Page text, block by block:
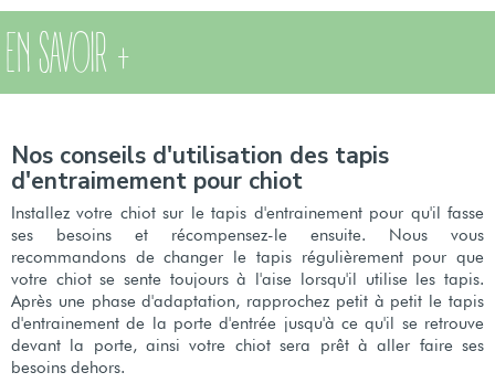
EN SAVOIR +
Nos conseils d'utilisation des tapis
d'entraimement pour chiot
Installez votre chiot sur le tapis d'entrainement pour qu'il fasse
ses besoins et récompensez-le ensuite. Nous vous
recommandons de changer le tapis régulièrement pour que
votre chiot se sente toujours à l'aise lorsqu'il utilise les tapis.
Après une phase d'adaptation, rapprochez petit à petit le tapis
d'entrainement de la porte d'entrée jusqu'à ce qu'il se retrouve
devant la porte, ainsi votre chiot sera prêt à aller faire ses
besoins dehors.